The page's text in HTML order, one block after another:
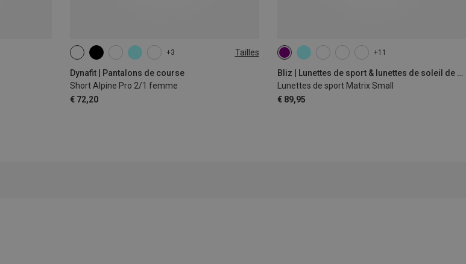
+3 Tailles
Dynafit | Pantalons de course
Short Alpine Pro 2/1 femme
€ 72,20
XS S M XL
+11
Bliz | Lunettes de sport & lunettes de soleil de sport
Lunettes de sport Matrix Small
€ 89,95